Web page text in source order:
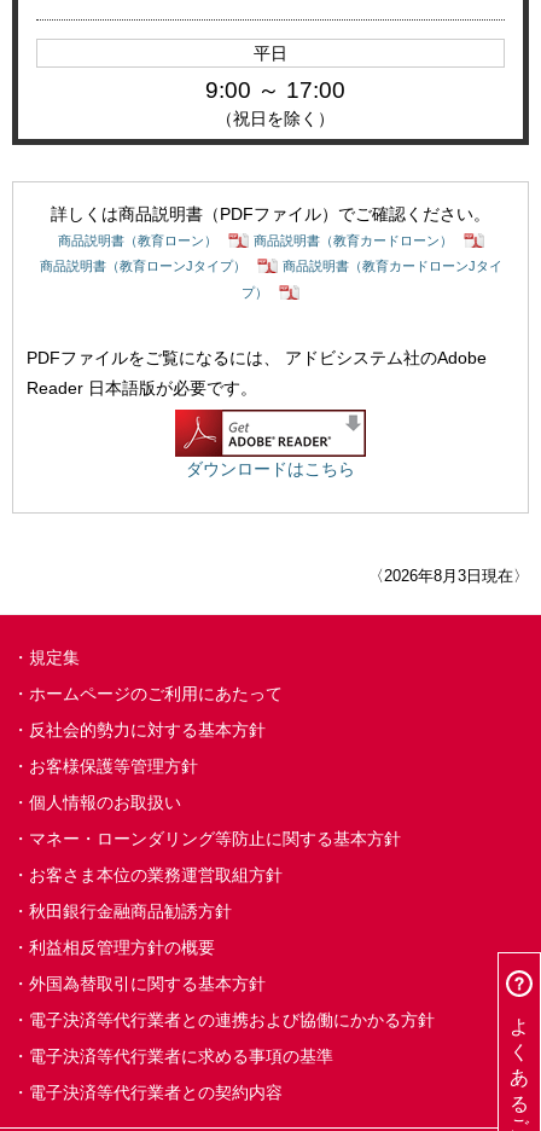
平日
9:00 ～ 17:00
（祝日を除く）
詳しくは商品説明書（PDFファイル）でご確認ください。
商品説明書（教育ローン）
商品説明書（教育カードローン）
商品説明書（教育ローンJタイプ）
商品説明書（教育カードローンJタイ
プ）
PDFファイルをご覧になるには、
アドビシステム社のAdobe
Reader 日本語版が必要です。
ダウンロードはこちら
〈2026年8月3日現在〉
規定集
ホームページのご利用にあたって
反社会的勢力に対する基本方針
お客様保護等管理方針
個人情報のお取扱い
マネー・ローンダリング等防止に関する基本方針
お客さま本位の業務運営取組方針
秋田銀行金融商品勧誘方針
利益相反管理方針の概要
外国為替取引に関する基本方針
電子決済等代行業者との連携および協働にかかる方針
電子決済等代行業者に求める事項の基準
電子決済等代行業者との契約内容
よくあるご質問